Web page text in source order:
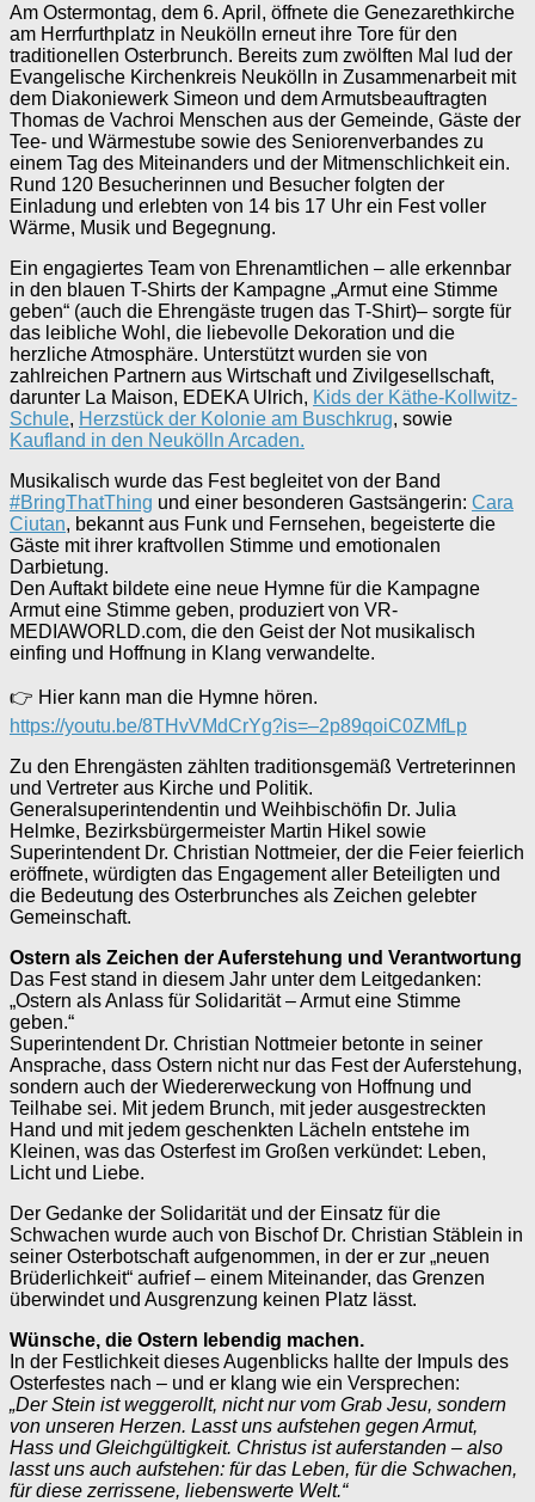
Am Ostermontag, dem 6. April, öffnete die Genezarethkirche
am Herrfurthplatz in Neukölln erneut ihre Tore für den
traditionellen Osterbrunch. Bereits zum zwölften Mal lud der
Evangelische Kirchenkreis Neukölln in Zusammenarbeit mit
dem Diakoniewerk Simeon und dem Armutsbeauftragten
Thomas de Vachroi Menschen aus der Gemeinde, Gäste der
Tee- und Wärmestube sowie des Seniorenverbandes zu
einem Tag des Miteinanders und der Mitmenschlichkeit ein.
Rund 120 Besucherinnen und Besucher folgten der
Einladung und erlebten von 14 bis 17 Uhr ein Fest voller
Wärme, Musik und Begegnung.
Ein engagiertes Team von Ehrenamtlichen – alle erkennbar
in den blauen T-Shirts der Kampagne „Armut eine Stimme
geben“ (auch die Ehrengäste trugen das T-Shirt)– sorgte für
das leibliche Wohl, die liebevolle Dekoration und die
herzliche Atmosphäre. Unterstützt wurden sie von
zahlreichen Partnern aus Wirtschaft und Zivilgesellschaft,
darunter La Maison, EDEKA Ulrich, Kids der Käthe-Kollwitz-
Schule, Herzstück der Kolonie am Buschkrug, sowie
Kaufland in den Neukölln Arcaden.
Musikalisch wurde das Fest begleitet von der Band
#BringThatThing und einer besonderen Gastsängerin: Cara
Ciutan, bekannt aus Funk und Fernsehen, begeisterte die
Gäste mit ihrer kraftvollen Stimme und emotionalen
Darbietung.
Den Auftakt bildete eine neue Hymne für die Kampagne
Armut eine Stimme geben, produziert von VR-
MEDIAWORLD.com, die den Geist der Not musikalisch
einfing und Hoffnung in Klang verwandelte.
👉 Hier kann man die Hymne hören.
https://youtu.be/8THvVMdCrYg?is=–2p89qoiC0ZMfLp
Zu den Ehrengästen zählten traditionsgemäß Vertreterinnen
und Vertreter aus Kirche und Politik.
Generalsuperintendentin und Weihbischöfin Dr. Julia
Helmke, Bezirksbürgermeister Martin Hikel sowie
Superintendent Dr. Christian Nottmeier, der die Feier feierlich
eröffnete, würdigten das Engagement aller Beteiligten und
die Bedeutung des Osterbrunches als Zeichen gelebter
Gemeinschaft.
Ostern als Zeichen der Auferstehung und Verantwortung
Das Fest stand in diesem Jahr unter dem Leitgedanken:
„Ostern als Anlass für Solidarität – Armut eine Stimme
geben.“
Superintendent Dr. Christian Nottmeier betonte in seiner
Ansprache, dass Ostern nicht nur das Fest der Auferstehung,
sondern auch der Wiedererweckung von Hoffnung und
Teilhabe sei. Mit jedem Brunch, mit jeder ausgestreckten
Hand und mit jedem geschenkten Lächeln entstehe im
Kleinen, was das Osterfest im Großen verkündet: Leben,
Licht und Liebe.
Der Gedanke der Solidarität und der Einsatz für die
Schwachen wurde auch von Bischof Dr. Christian Stäblein in
seiner Osterbotschaft aufgenommen, in der er zur „neuen
Brüderlichkeit“ aufrief – einem Miteinander, das Grenzen
überwindet und Ausgrenzung keinen Platz lässt.
Wünsche, die Ostern lebendig machen.
In der Festlichkeit dieses Augenblicks hallte der Impuls des
Osterfestes nach – und er klang wie ein Versprechen:
„Der Stein ist weggerollt, nicht nur vom Grab Jesu, sondern
von unseren Herzen. Lasst uns aufstehen gegen Armut,
Hass und Gleichgültigkeit. Christus ist auferstanden – also
lasst uns auch aufstehen: für das Leben, für die Schwachen,
für diese zerrissene, liebenswerte Welt.“